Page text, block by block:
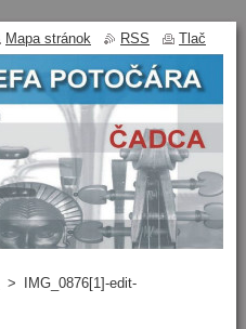
>
IMG_0876[1]-edit-
Mapa stránok RSS Tlač